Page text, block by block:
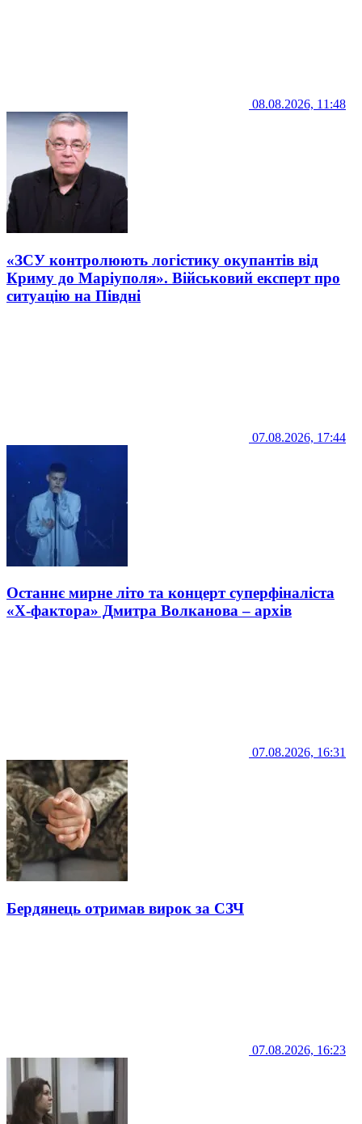
08.08.2026, 11:48
«ЗСУ контролюють логістику окупантів від
Криму до Маріуполя». Військовий експерт про
ситуацію на Півдні
07.08.2026, 17:44
Останнє мирне літо та концерт суперфіналіста
«Х-фактора» Дмитра Волканова – архів
07.08.2026, 16:31
Бердянець отримав вирок за СЗЧ
07.08.2026, 16:23